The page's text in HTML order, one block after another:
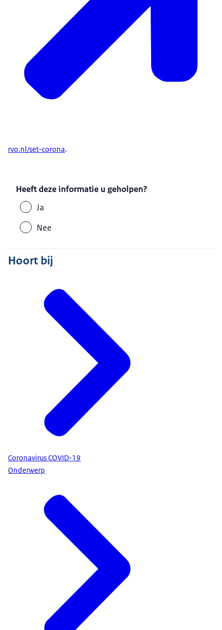
rvo.nl/set-corona.
Heeft deze informatie u geholpen?
Ja
Nee
Hoort bij
Coronavirus COVID-19
Onderwerp